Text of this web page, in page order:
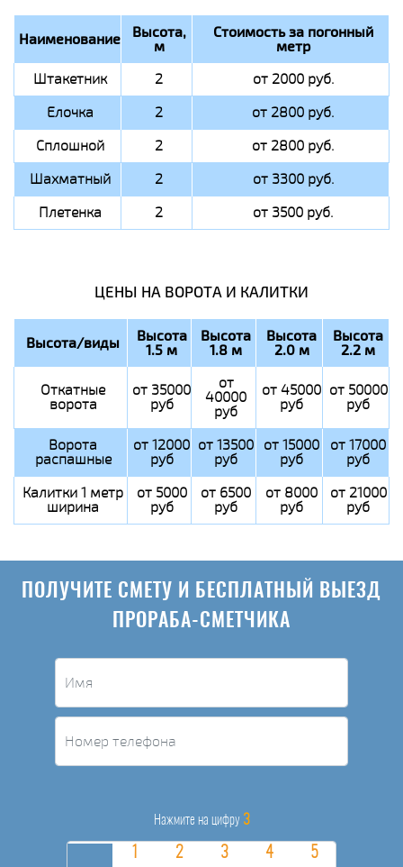
Наименование Высота,
м
Стоимость за погонный
метр
Штакетник 2
от 2000 руб.
Елочка
2
от 2800 руб.
Сплошной
2
от 2800 руб.
Шахматный
2
от 3300 руб.
Плетенка
2 от 3500 руб.
ЦЕНЫ НА ВОРОТА И КАЛИТКИ
Высота/виды Высота
1.5 м
Высота
1.8 м
Высота
2.0 м
Высота
2.2 м
Откатные
ворота
от 35000
руб
от
40000
руб
от 45000
руб
от 50000
руб
Ворота
распашные
от 12000
руб
от 13500
руб
от 15000
руб
от 17000
руб
Калитки 1 метр
ширина
от 5000
руб
от 6500
руб
от 8000
руб
от 21000
руб
ПОЛУЧИТЕ СМЕТУ И БЕСПЛАТНЫЙ ВЫЕЗД
ПРОРАБА-СМЕТЧИКА
Нажмите на цифру 3